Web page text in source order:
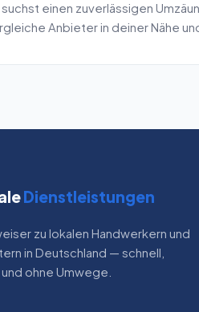
suchst einen zuverlässigen
Anbieter in deiner Nähe
Dienstleistungen
zu lokalen Handwerkern und
in Deutschland — schnell,
ohne Umwege.